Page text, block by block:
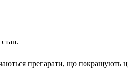
препарати, що покращують